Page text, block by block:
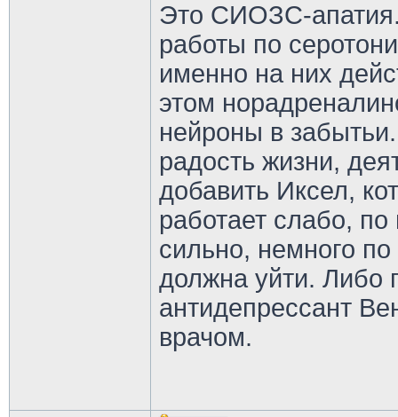
Это СИОЗС-апатия.
работы по
именно на них
этом
нейроны в
радость жизни,
добавить Иксел,
работает слабо,
сильно, немного
должна уйти. Либо
антидепрессант
врачом.